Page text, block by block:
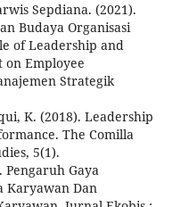
Sepdiana. (2021).
Budaya Organisasi
of Leadership and
Employee
Strategik
K. (2018). Leadership
The Comilla
5(1).
Pengaruh Gaya
Karyawan Dan